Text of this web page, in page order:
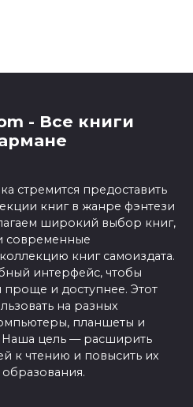
- Все книги
стремится предоставить
книг в жанре фэнтези
широкий выбор книг,
современные
книг самоиздата.
интерфейс, чтобы
проще и доступнее. Этот
на разных
планшеты и
Наша цель — расширить
к чтению и повысить их